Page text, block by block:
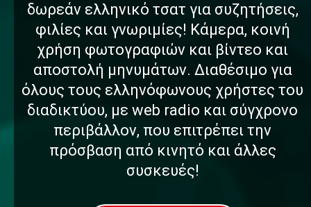
δωρεάν ελληνικό τσατ για συζητήσεις,
φιλίες και γνωριμίες! Κάμερα, κοινή
χρήση φωτογραφιών και βίντεο και
αποστολή μηνυμάτων. Διαθέσιμο για
όλους τους ελληνόφωνους χρήστες του
διαδικτύου, με web radio και σύγχρονο
περιβάλλον, που επιτρέπει την
πρόσβαση από κινητό και άλλες
συσκευές!